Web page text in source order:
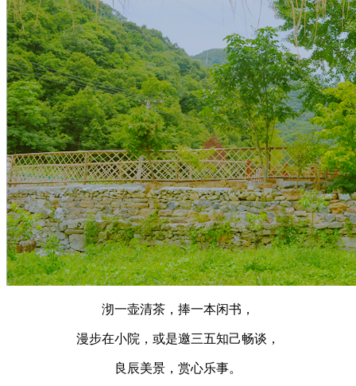
沏一壶清茶，捧一本闲书，
漫步在小院，或是邀三五知己畅谈，
良辰美景，赏心乐事。